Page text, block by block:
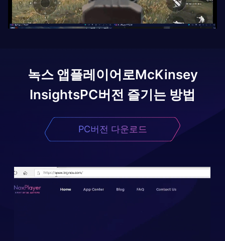
녹스 앱플레이어로McKinsey
InsightsPC버전 즐기는 방법
PC버전 다운로드